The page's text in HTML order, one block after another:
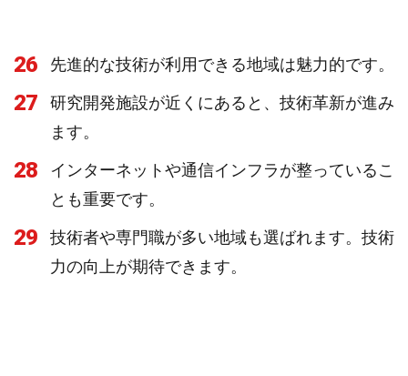
26 先進的な技術が利用できる地域は魅力的です。
27
研究開発施設が近くにあると、技術革新が進み
ます。
28
インターネットや通信インフラが整っているこ
とも重要です。
29
技術者や専門職が多い地域も選ばれます。技術
力の向上が期待できます。